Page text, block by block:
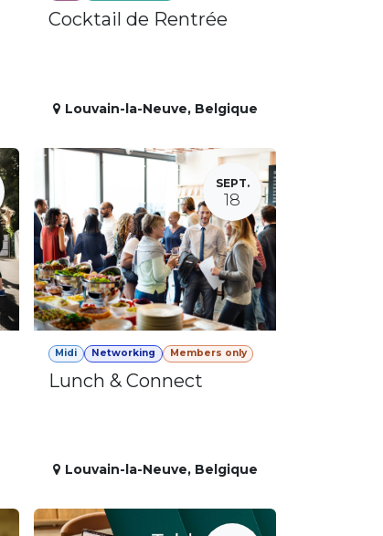
Cocktail de Rentrée
Louvain-la-Neuve, Belgique
SEPT.
18
Midi Networking Members only
Lunch & Connect
Louvain-la-Neuve, Belgique